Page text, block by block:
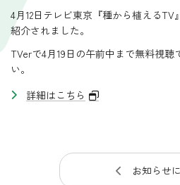
4月12日テレビ東京『種から植える
紹介されました。
TVerで4月19日の午前中まで無料視聴
い。
詳細はこちら
お知らせ